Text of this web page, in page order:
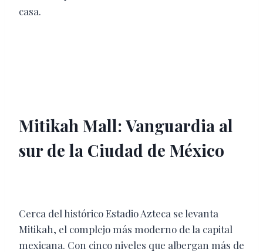
casa.
Mitikah Mall: Vanguardia al
sur de la Ciudad de México
Cerca del histórico Estadio Azteca se levanta
Mitikah, el complejo más moderno de la capital
mexicana. Con cinco niveles que albergan más de